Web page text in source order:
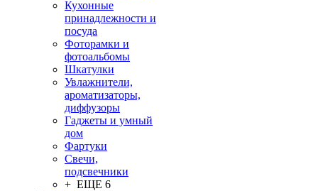
Кухонные
принадлежности и
посуда
Фоторамки и
фотоальбомы
Шкатулки
Увлажнители,
ароматизаторы,
диффузоры
Гаджеты и умный
дом
Фартуки
Свечи,
подсвечники
+ ЕЩЕ 6